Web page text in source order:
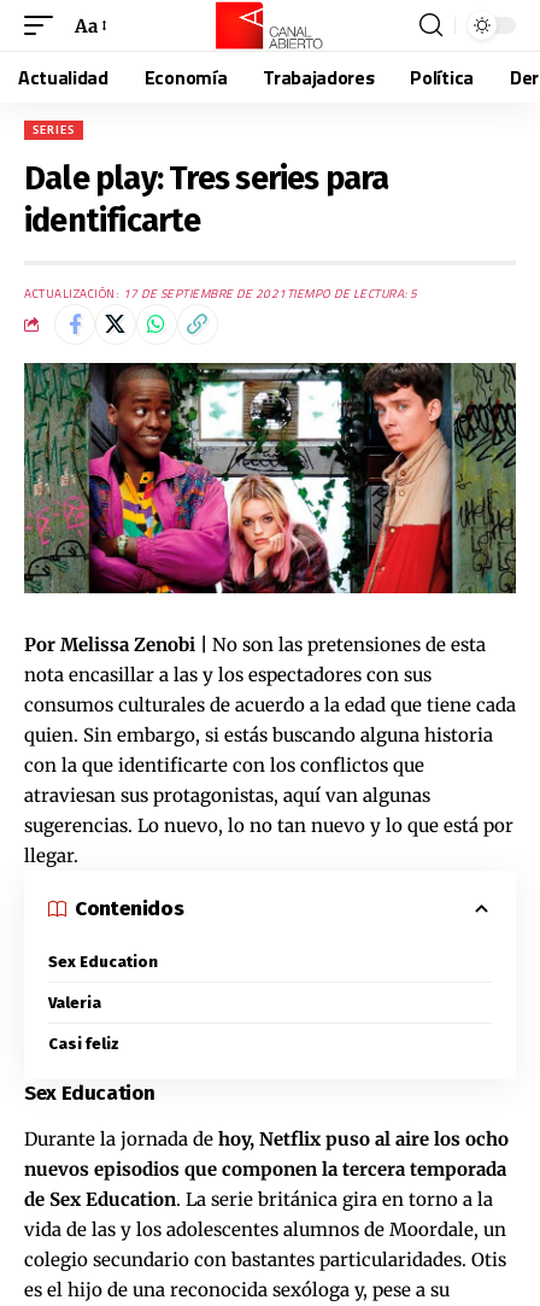
Aa
Actualidad Economía Trabajadores Política
SERIES
Dale play: Tres series para
identificarte
ACTUALIZACIÓN: 17 DE SEPTIEMBRE DE 2021TIEMPO DE LECTURA: 5
Por Melissa Zenobi |
No son las pretensiones de esta
nota encasillar a las y los espectadores con sus
consumos culturales de acuerdo a la edad que tiene cada
quien. Sin embargo, si estás buscando alguna historia
con la que identificarte con los conflictos que
atraviesan sus protagonistas, aquí van algunas
sugerencias. Lo nuevo, lo no tan nuevo y lo que está por
llegar.
Contenidos
Sex Education
Valeria
Casi feliz
Sex Education
Durante la jornada de hoy, Netflix puso al aire los ocho
nuevos episodios que componen la tercera temporada
de Sex Education. La serie británica gira en torno a la
vida de las y los adolescentes alumnos de Moordale, un
colegio secundario con bastantes particularidades. Otis
es el hijo de una reconocida sexóloga y, pese a su